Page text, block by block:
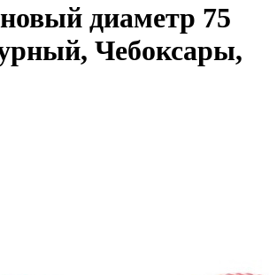
диаметр 75
Чебоксары,